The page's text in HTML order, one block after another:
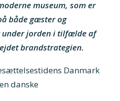
museum, som er
både gæster og
under jorden i tilfælde af
brandstrategien.
Danmark
danske